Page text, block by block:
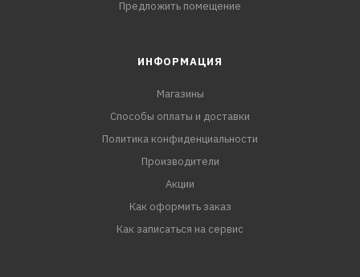
Предложить помещение
ИНФОРМАЦИЯ
Магазины
Способы оплаты и доставки
Политика конфиденциальности
Производители
Акции
Как оформить заказ
Как записаться на сервис